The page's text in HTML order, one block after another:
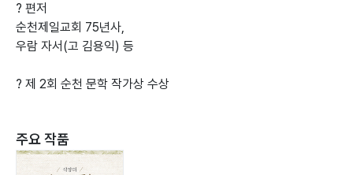
? 편저
순천제일교회 75년사,
우람 자서(고 김용익) 등
? 제 2회 순천 문학 작가상 수상
주요 작품